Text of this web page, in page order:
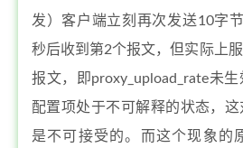
发）客户端立刻再次发送10字
秒后收到第2个报文，但实际上
报文，即proxy_upload_rate未
配置项处于不可解释的状态，
是不可接受的。而这个现象的